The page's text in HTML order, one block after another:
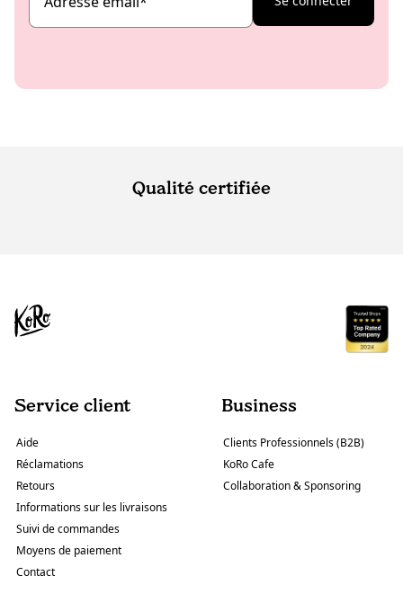
Qualité certifiée
Service client
Aide
Réclamations
Retours
Informations sur les livraisons
Suivi de commandes
Moyens de paiement
Contact
Business
Clients Professionnels (B2B)
KoRo Cafe
Collaboration & Sponsoring